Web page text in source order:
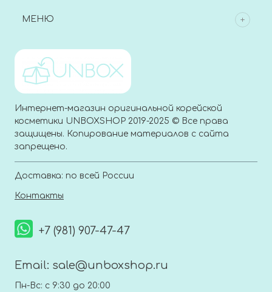
МЕНЮ
Интернет-магазин оригинальной корейской
косметики UNBOXSHOP 2019-2025 © Все права
защищены. Копирование материалов с сайта
запрещено.
Доставка: по всей России
Контакты
+7 (981) 907-47-47
Email: sale@unboxshop.ru
Пн-Вс: с 9:30 до 20:00